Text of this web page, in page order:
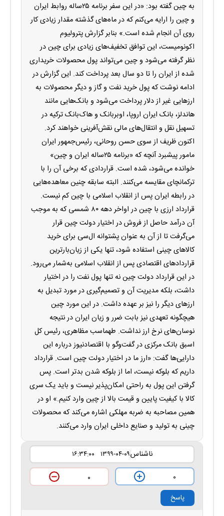
به چین گفته بود: «در این سفر برنامه ۲۵ساله روابط ایران
و چین را ارایه می‌کنم که در ماه‌های گذشته مقدار زیادی کار
روی آن انجام شده است.» بنابر گزارش پترولیوم
اکونومیست، این توافق تخفیف‌های زیادی برای چین در
نظر گرفته می‌شود و چین می‌تواند پول محصولات خریداری
شده از ایران را تا دو سال بعد پرداخت کند. این گزارش در
ادامه نوشت که پول خرید نفت و گاز و دیگر محصولات به
ارزهایی غیر از دلار پرداخت می‌شود و بانک‌هایی مانند
هاندلز، بانک ایران اروپا، اوبربانک و هاک‌بانک ترکیه در
تسهیل نقل و انتقال‌های مالی نقش‌آفرینی خواهند کرد.
اکنون ظریف از سوی حسن روحانی، رئیس‌جمهور ایران
مامور پیشبرد آنچه که «برنامه ۲۵ساله ایران و چین»
خوانده می‌شود، شده است. قراردادی که برخی آن را با
ترکمانچای مقایسه می‌کنند. البته سابقه چنین معاهده‌هایی
در رابطه ایران پس از انقلاب اسلامی با چین کم نیست.
قرارداد ارزی با چین در اواخر دهه ۸۰ شمسی که به موجب
آن درآمد حاصل از فروش در اختیار دولت چین قرار
می‌گرفت تا از آن به عنوان پشتوانه ال‌سی برای خرید
کالاهای چینی استفاده شود، تنها یکی از زیان‌بارترین
قراردادهای اقتصادی پس از انقلاب اسلامی به‌شمار می‌رود.
در این قرارداد دولت چین نه تنها پول نفت را در اختیار
داشت، بلکه مدیریت آن و تصمیم‌گیری در مورد تبدیل به
ارزهای دیگر را نیز بر عهده داشت. در این مورد چین
هیچگونه تعهدی نیز بابت ضرر و زیان ایران در نتیجه
نوسان‌های نرخ ارز نداشت. طهماسب مظاهری، رئیس کل
اسبق بانک مرکزی در گفت‌و‌گو با اقتصادنیوز درباره این
دارایی‌ها گفت: «ارز ما در اختیار دولت چین است. قرارداد
داریم که بلوکه نیست، اما از بلوکه شدن بدتر است. پس
گرفتن این پول به راحتی امکان‌پذیر نیست و باید یک سری
کالا با کیفیت پایین و قیمت بالا از چین وارد کنیم.» او در
همین مصاحبه به ضربه مهلکی اشاره می‌کند که محصولات
چینی به تولید و صنایع داخلی ایران وارد می‌کنند.
ناشناس۱۳۹۹-۰۴-۰۹ ۱۶:۳۴:۰۰
۰
۰
پاسخ